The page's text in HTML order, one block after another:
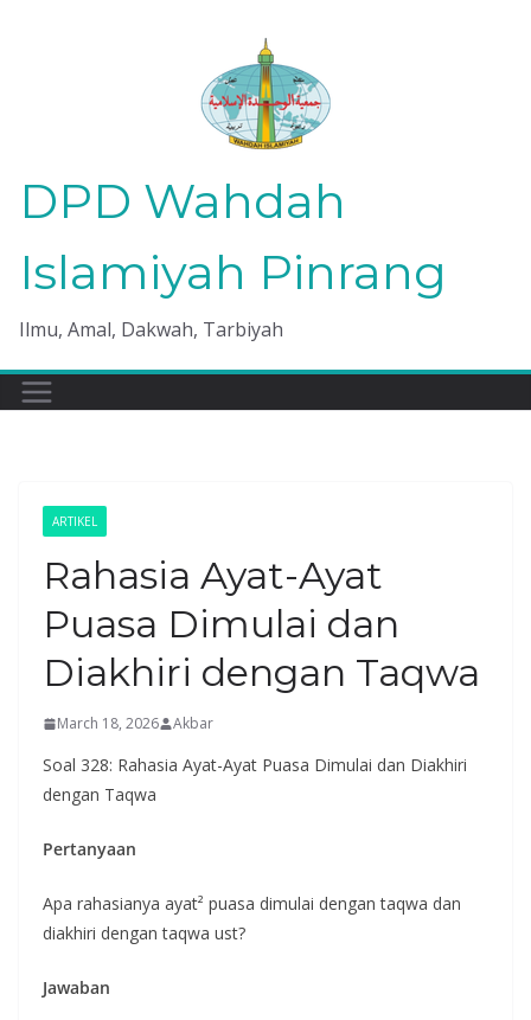
DPD Wahdah
Islamiyah Pinrang
Ilmu, Amal, Dakwah, Tarbiyah
ARTIKEL
Rahasia Ayat-Ayat
Puasa Dimulai dan
Diakhiri dengan Taqwa
March 18, 2026 Akbar
Soal 328: Rahasia Ayat-Ayat Puasa Dimulai dan Diakhiri
dengan Taqwa
Pertanyaan
Apa rahasianya ayat² puasa dimulai dengan taqwa dan
diakhiri dengan taqwa ust?
Jawaban